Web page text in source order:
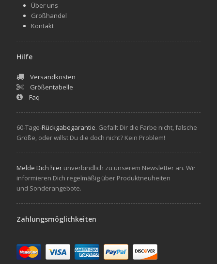
Über uns
Großhandel
Kontakt
Hilfe
Versandkosten
Größentabelle
Faq
60-Tage-Rückgabegarantie. Gefallt Dir die Farbe nicht, falsche
Größe, oder willst Du die doch nicht? Kein Problem!
Melde Dich hierunverbindlich zu unserem Newsletter an. Wir
informieren Dich regelmäßig über Produktneuheiten
und Sonderangebote.
Zahlungsmöglichkeiten